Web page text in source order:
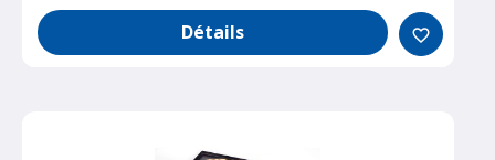
Détails favorite_border